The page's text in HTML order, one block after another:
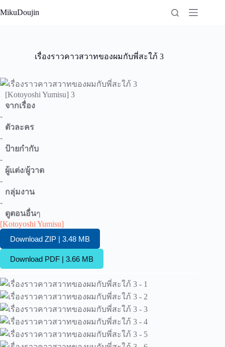
to
MikuDoujin
เรื่องราวคาวสวาทของผมกับพี่สะใภ้ 3
[Kotoyoshi Yumisu] 3
จากเรื่อง
-
ตัวละคร
-
ป้ายกำกับ
-
ผู้แต่ง/ผู้วาด
-
กลุ่มงาน
-
ดูตอนอื่นๆ
[Kotoyoshi Yumisu]
Download ZIP | 3.48 MB
Download PDF | 3.66 MB